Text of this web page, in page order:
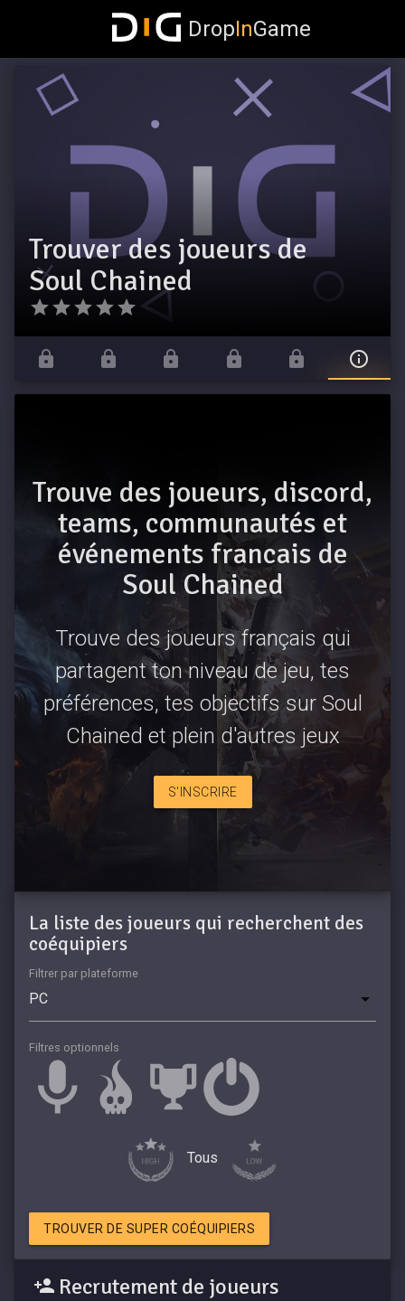
DropInGame
Trouver des joueurs de
Soul Chained
Trouve des joueurs, discord,
teams, communautés et
événements francais de
Soul Chained
Trouve des joueurs français qui
partagent ton niveau de jeu, tes
préférences, tes objectifs sur Soul
Chained et plein d'autres jeux
S'INSCRIRE
La liste des joueurs qui recherchent des
coéquipiers
Filtrer par plateforme
Filtres optionnels
Tous
TROUVER DE SUPER COÉQUIPIERS
Recrutement de joueurs